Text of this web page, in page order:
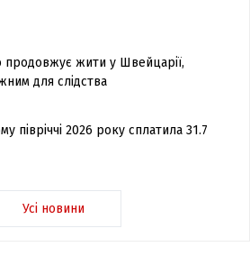
продовжує жити у Швейцарії,
для слідства
півріччі 2026 року сплатила 31.7
Усі новини